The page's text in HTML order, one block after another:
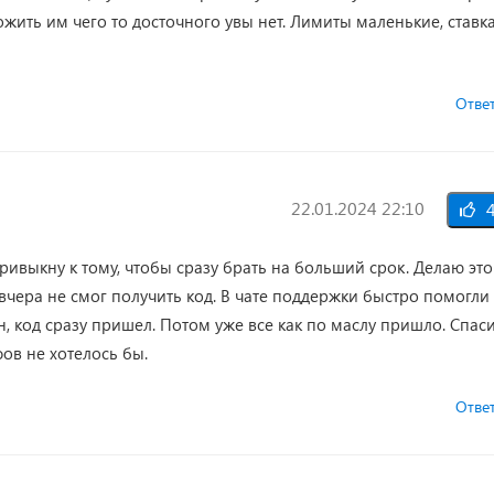
им чего то досточного увы нет. Лимиты маленькие,
22.01.2024 22:10
к тому, чтобы сразу брать на больший срок. Делаю это
не смог получить код. В чате поддержки быстро помогли
код сразу пришел. Потом уже все как по маслу пришло.
не хотелось бы.